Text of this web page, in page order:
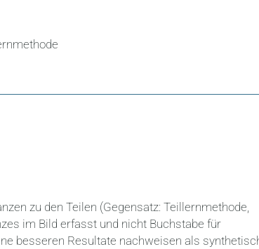
zu den Teilen (Gegensatz: Teillernmethode,
im Bild erfasst und nicht Buchstabe für
besseren Resultate nachweisen als